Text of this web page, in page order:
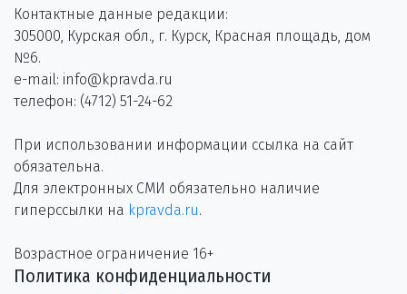
Контактные данные редакции:
305000, Курская обл., г. Курск, Красная площадь, дом
№6.
e-mail: info@kpravda.ru
телефон: (4712) 51-24-62
При использовании информации ссылка на сайт
обязательна.
Для электронных СМИ обязательно наличие
гиперссылки на kpravda.ru.
Возрастное ограничение 16+
Политика конфиденциальности